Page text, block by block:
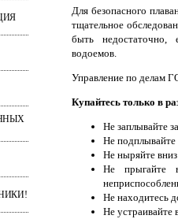
Для безопасного
тщательное
быть недостаточно,
водоемов.
Управление по делам
Купайтесь только в
Не заплывайте
Не подплывайте
Не ныряйте
Не прыгайте
Не находитесь
Не устраивайте